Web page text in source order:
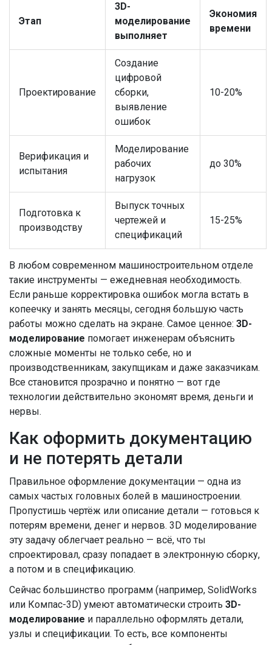
Этап
3D-
моделирование
выполняет
Экономия
времени
Проектирование
Создание
цифровой
сборки,
выявление
ошибок
10-20%
Верификация и
испытания
Моделирование
рабочих
нагрузок
до 30%
Подготовка к
производству
Выпуск точных
чертежей и
спецификаций
15-25%
В любом современном машиностроительном отделе
такие инструменты — ежедневная необходимость.
Если раньше корректировка ошибок могла встать в
копеечку и занять месяцы, сегодня большую часть
работы можно сделать на экране. Самое ценное: 3D-
моделирование помогает инженерам объяснить
сложные моменты не только себе, но и
производственникам, закупщикам и даже заказчикам.
Все становится прозрачно и понятно — вот где
технологии действительно экономят время, деньги и
нервы.
Как оформить документацию
и не потерять детали
Правильное оформление документации — одна из
самых частых головных болей в машиностроении.
Пропустишь чертёж или описание детали — готовься к
потерям времени, денег и нервов. 3D моделирование
эту задачу облегчает реально — всё, что ты
спроектировал, сразу попадает в электронную сборку,
а потом и в спецификацию.
Сейчас большинство программ (например, SolidWorks
или Компас-3D) умеют автоматически строить 3D-
моделирование и параллельно оформлять детали,
узлы и спецификации. То есть, все компоненты